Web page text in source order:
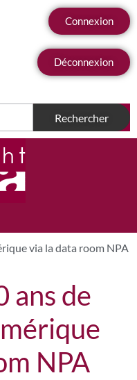
Connexion
Déconnexion
via la data room NPA
ans de
NPA